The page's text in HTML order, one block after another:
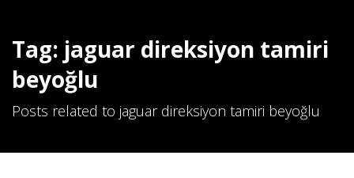
Tag: jaguar direksiyon tamiri
beyoğlu
Posts related to jaguar direksiyon tamiri beyoğlu